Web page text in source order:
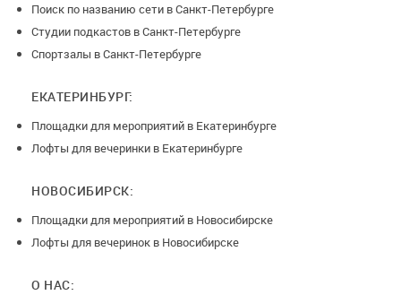
Поиск по названию сети в Санкт-Петербурге
Студии подкастов в Санкт-Петербурге
Спортзалы в Санкт-Петербурге
ЕКАТЕРИНБУРГ:
Площадки для мероприятий в Екатеринбурге
Лофты для вечеринки в Екатеринбурге
НОВОСИБИРСК:
Площадки для мероприятий в Новосибирске
Лофты для вечеринок в Новосибирске
О НАС: